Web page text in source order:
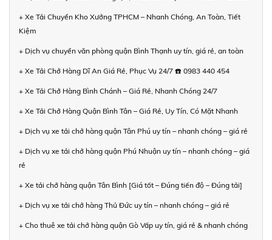
+ Xe Tải Chuyển Kho Xưởng TPHCM – Nhanh Chóng, An Toàn, Tiết
Kiệm
+ Dịch vụ chuyển văn phòng quận Bình Thạnh uy tín, giá rẻ, an toàn
+ Xe Tải Chở Hàng Dĩ An Giá Rẻ, Phục Vụ 24/7 ☎️ 0983 440 454
+ Xe Tải Chở Hàng Bình Chánh – Giá Rẻ, Nhanh Chóng 24/7
+ Xe Tải Chở Hàng Quận Bình Tân – Giá Rẻ, Uy Tín, Có Mặt Nhanh
+ Dịch vụ xe tải chở hàng quận Tân Phú uy tín – nhanh chóng – giá rẻ
+ Dịch vụ xe tải chở hàng quận Phú Nhuận uy tín – nhanh chóng – giá
rẻ
+ Xe tải chở hàng quận Tân Bình [Giá tốt – Đúng tiến độ – Đúng tải]
+ Dịch vụ xe tải chở hàng Thủ Đức uy tín – nhanh chóng – giá rẻ
+ Cho thuê xe tải chở hàng quận Gò Vấp uy tín, giá rẻ & nhanh chóng